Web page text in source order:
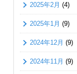
2025年2月 (4)
2025年1月 (9)
2024年12月 (9)
2024年11月 (9)